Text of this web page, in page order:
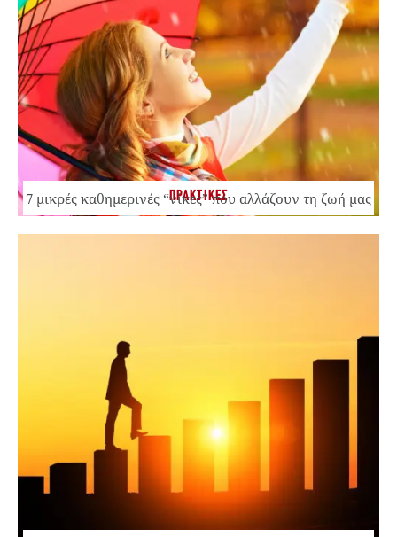
ΠΡΑΚΤΙΚΕΣ
7 μικρές καθημερινές “νίκες” που αλλάζουν τη ζωή μας